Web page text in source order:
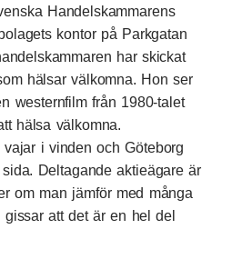
Handelskammarens
kontor på Parkgatan
har skickat
hälsar välkomna. Hon ser
westernfilm från 1980-talet
hälsa välkomna.
i vinden och Göteborg
Deltagande aktieägare är
om man jämför med många
att det är en hel del